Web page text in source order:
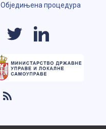
Обједињена процедура